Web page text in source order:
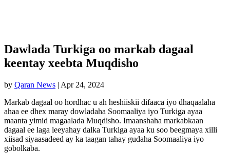
Dawlada Turkiga oo markab dagaal
keentay xeebta Muqdisho
by Qaran News | Apr 24, 2024
Markab dagaal oo hordhac u ah heshiiskii difaaca iyo dhaqaalaha
ahaa ee dhex maray dowladaha Soomaaliya iyo Turkiga ayaa
maanta yimid magaalada Muqdisho. Imaanshaha markabkaan
dagaal ee laga leeyahay dalka Turkiga ayaa ku soo beegmaya xilli
xiisad siyaasadeed ay ka taagan tahay gudaha Soomaaliya iyo
gobolkaba.